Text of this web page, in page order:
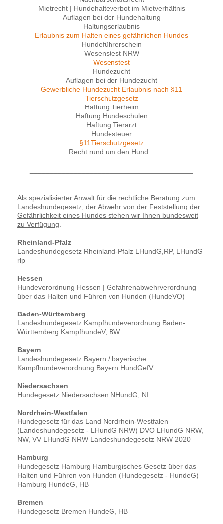
Mietrecht | Hundehalteverbot im Mietverhältnis
Auflagen bei der Hundehaltung
Haltungserlaubnis
Erlaubnis zum Halten eines gefährlichen Hundes
Hundeführerschein
Wesenstest NRW
Wesenstest
Hundezucht
Auflagen bei der Hundezucht
Gewerbliche Hundezucht Erlaubnis nach §11
Tierschutzgesetz
Haftung Tierheim
Haftung Hundeschulen
Haftung Tierarzt
Hundesteuer
§11Tierschutzgesetz
Recht rund um den Hund...
Als spezialisierter Anwalt für die rechtliche Beratung zum
Landeshundegesetz, der Abwehr von der Feststellung der
Gefährlichkeit eines Hundes stehen wir Ihnen bundesweit
zu Verfügung
Rheinland-Pfalz
Landeshundegesetz Rheinland-Pfalz LHundG,RP, LHundG
rlp
Hessen
Hundeverordnung Hessen | Gefahrenabwehrverordnung
über das Halten und Führen von Hunden (HundeVO)
Baden-Württemberg
Landeshundegesetz Kampfhundeverordnung Baden-
Württemberg KampfhundeV, BW
Bayern
Landeshundegesetz Bayern / bayerische
Kampfhundeverordnung Bayern HundGefV
Niedersachsen
Hundegesetz Niedersachsen NHundG, NI
Nordrhein-Westfalen
Hundegesetz für das Land Nordrhein-Westfalen
(Landeshundegesetz - LHundG NRW) DVO LHundG NRW,
NW, VV LHundG NRW Landeshundegesetz NRW 2020
Hamburg
Hundegesetz Hamburg Hamburgisches Gesetz über das
Halten und Führen von Hunden (Hundegesetz - HundeG)
Hamburg HundeG, HB
Bremen
Hundegesetz Bremen HundeG, HB